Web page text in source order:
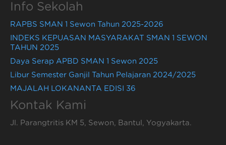
Info Sekolah
RAPBS SMAN 1 Sewon Tahun 2025-2026
INDEKS KEPUASAN MASYARAKAT SMAN 1 SEWON
TAHUN 2025
Daya Serap APBD SMAN 1 Sewon 2025
Libur Semester Ganjil Tahun Pelajaran 2024/2025
MAJALAH LOKANANTA EDISI 36
Kontak Kami
Jl. Parangtritis KM 5, Sewon, Bantul, Yogyakarta.